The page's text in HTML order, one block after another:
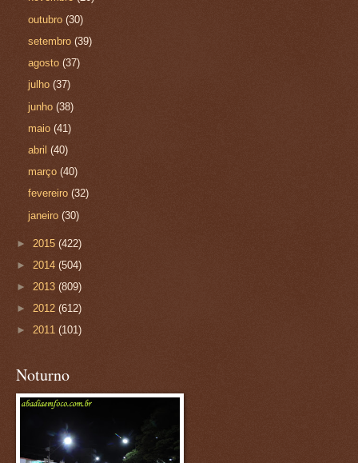
outubro(30)
setembro(39)
agosto(37)
julho(37)
junho(38)
maio(41)
abril(40)
março(40)
fevereiro(32)
janeiro(30)
► 2015 (422)
► 2014 (504)
► 2013 (809)
► 2012 (612)
► 2011 (101)
Noturno